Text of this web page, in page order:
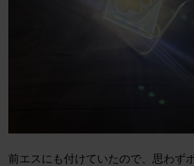
前エスにも付けていたので、思わず